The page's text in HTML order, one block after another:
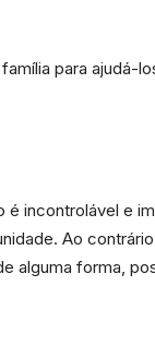
para ajudá-
incontrolável e
Ao
alguma forma,